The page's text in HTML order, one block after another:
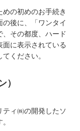
の初めのお手続き
後に、「ワンタイ
、その都度、ハード
に表示されている
ください。
）
ィ㈱の開発したソ